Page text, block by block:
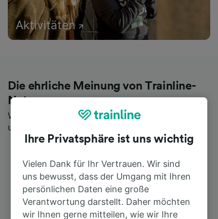
Aktivitäten
Die ehrliche Meinung von Trainline-
Nutzern
Wer könnte Ihnen besseres Feedback geben als
unsere Kunden selbst?
Ihre Privatsphäre ist uns wichtig
Vielen Dank für Ihr Vertrauen. Wir sind
uns bewusst, dass der Umgang mit Ihren
persönlichen Daten eine große
Verantwortung darstellt. Daher möchten
wir Ihnen gerne mitteilen, wie wir Ihre